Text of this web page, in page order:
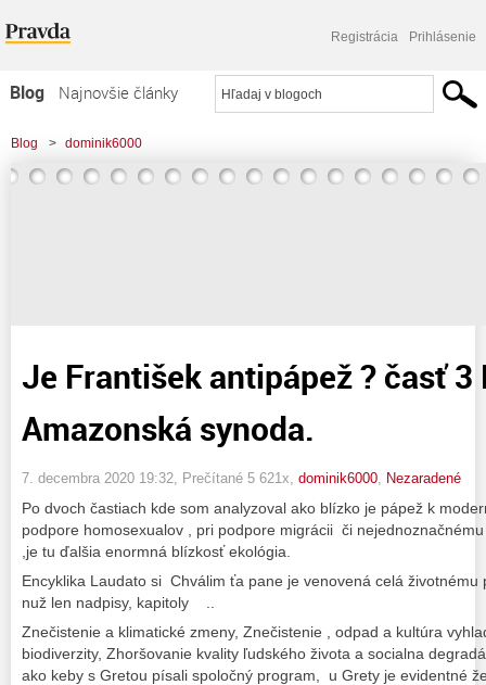
Registrácia Prihlásenie
Blog
Najnovšie články
Najčítanejšie články
Najkomentovanejšie články
Blog > dominik6000
> Je František antipápež ? časť 3 Ekologia, Amazonská synoda.
Je František antipápež ? časť 3
Amazonská synoda.
7. decembra 2020 19:32 , Prečítané 5 621x, dominik6000 Nezaradené
Po dvoch častiach kde som analyzoval ako blízko je pápež k
podpore homosexualov , pri podpore migrácii či
,je tu ďalšia enormná blízkosť ekológia.
Encyklika Laudato si Chválim ťa pane je venovená celá
nuž len nadpisy, kapitoly ..
Znečistenie a klimatické zmeny, Znečistenie , odpad a kultúra
biodiverzity, Zhoršovanie kvality ľudského života a socialna
ako keby s Gretou písali spoločný program, u Grety je evidentné